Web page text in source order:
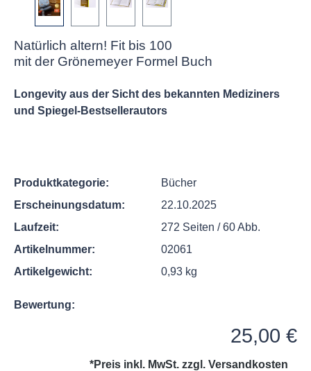
Natürlich altern! Fit bis 100
mit der Grönemeyer Formel Buch
Longevity aus der Sicht des bekannten Mediziners
und Spiegel-Bestsellerautors
Produktkategorie:
Bücher
Erscheinungsdatum:
22.10.2025
Laufzeit:
272 Seiten / 60 Abb.
Artikelnummer:
02061
Artikelgewicht:
0,93 kg
Bewertung:
25,00 €
*Preis inkl. MwSt. zzgl. Versandkosten